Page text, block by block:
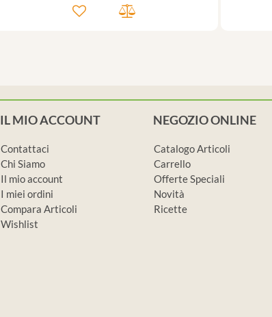
IL MIO ACCOUNT
Contattaci
Chi Siamo
Il mio account
I miei ordini
Compara Articoli
Wishlist
NEGOZIO ONLINE
Catalogo Articoli
Carrello
Offerte Speciali
Novità
Ricette